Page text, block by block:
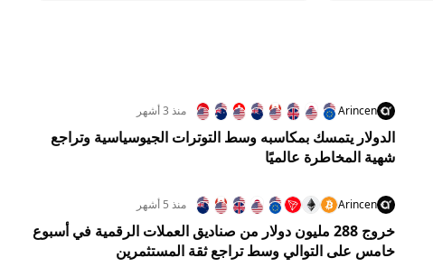
Arincen منذ 3 أشهر
الدولار يتمسك بمكاسبه وسط التوترات الجيوسياسية وتراجع
شهية المخاطرة عالميًا
Arincen منذ 5 أشهر
خروج 288 مليون دولار من صناديق العملات الرقمية في أسبوع
خامس على التوالي وسط تراجع ثقة المستثمرين